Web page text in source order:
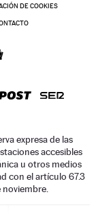
DE COOKIES
expresa de las
accesibles
u otros medios
con el artículo 67.3
noviembre.